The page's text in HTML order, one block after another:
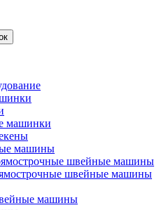
машинки
машины
швейные машины
швейные машины
машины